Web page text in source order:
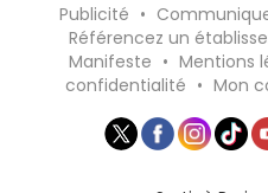
Publicité •
Référencez un
Manifeste • Mentions
confidentialité • Mon